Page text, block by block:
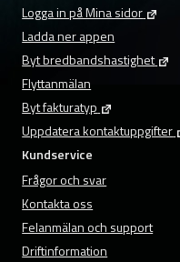
Logga in på Mina sidor
Ladda ner appen
Byt bredbandshastighet
Flyttanmälan
Byt fakturatyp
Uppdatera kontaktuppgifter
Kundservice
Frågor och svar
Kontakta oss
Felanmälan och support
Driftinformation